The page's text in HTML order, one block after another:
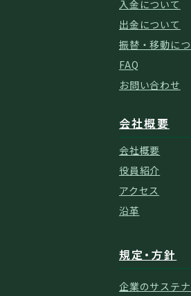
入金について
出金について
振替・移動に
FAQ
お問い合わせ
会社概要
会社概要
役員紹介
アクセス
沿革
規定・方針
企業のサステ